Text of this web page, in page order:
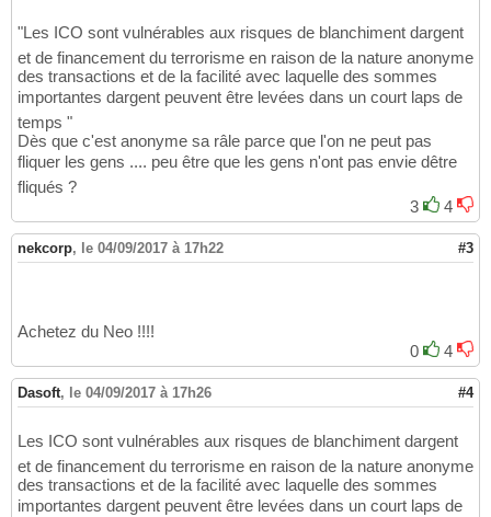
"Les ICO sont vulnérables aux risques de blanchiment dargent
et de financement du terrorisme en raison de la nature anonyme
des transactions et de la facilité avec laquelle des sommes
importantes dargent peuvent être levées dans un court laps de
temps "
Dès que c'est anonyme sa râle parce que l'on ne peut pas
fliquer les gens .... peu être que les gens n'ont pas envie dêtre
fliqués ?
3
4
nekcorp, le 04/09/2017 à 17h22 #3
Achetez du Neo !!!!
0
4
Dasoft, le 04/09/2017 à 17h26 #4
Les ICO sont vulnérables aux risques de blanchiment dargent
et de financement du terrorisme en raison de la nature anonyme
des transactions et de la facilité avec laquelle des sommes
importantes dargent peuvent être levées dans un court laps de